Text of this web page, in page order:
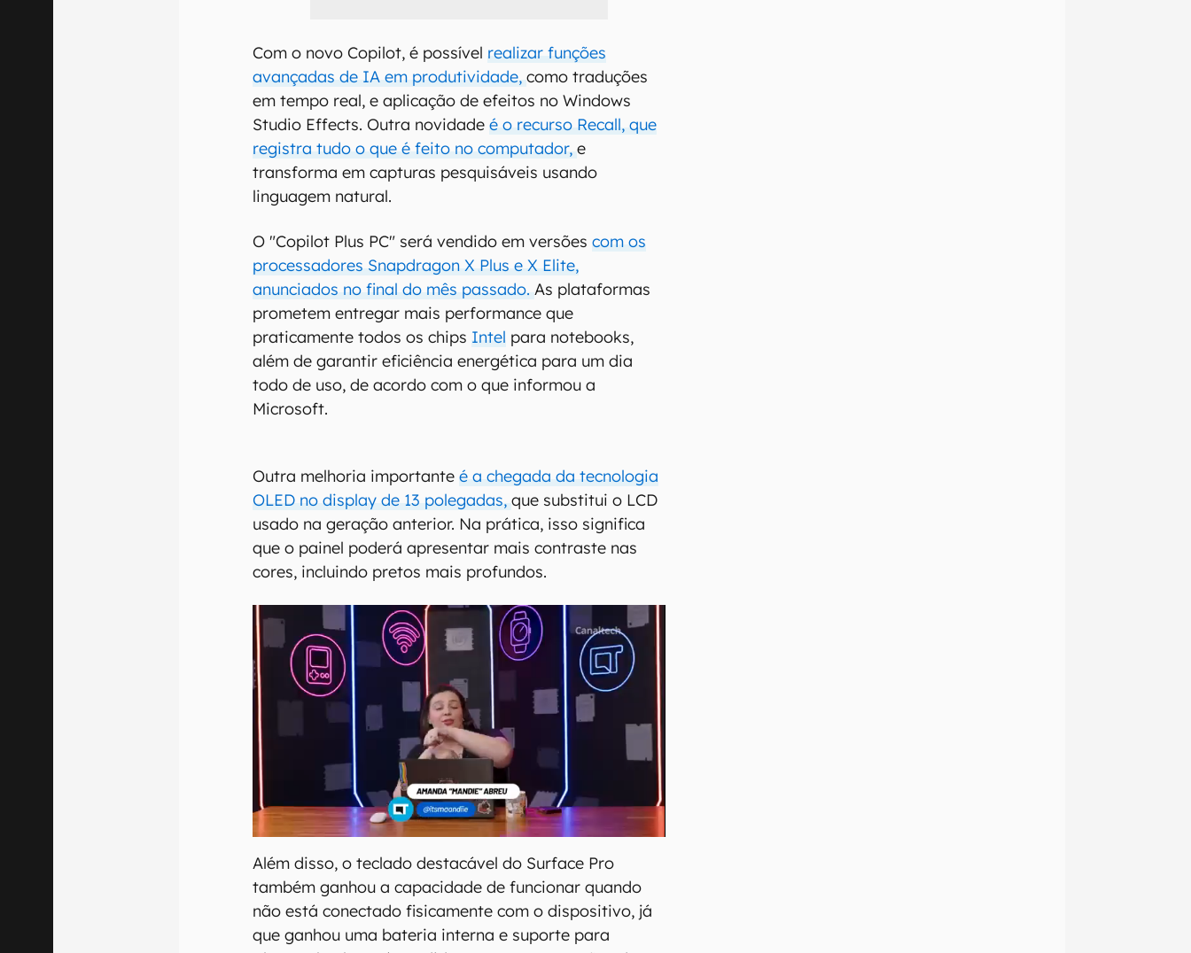
Com o novo Copilot, é possível realizar funções
avançadas de IA em produtividade,como traduções
em tempo real, e aplicação de efeitos no Windows
Studio Effects. Outra novidadeé o recurso Recall, que
registra tudo o que é feito no computador,e
transforma em capturas pesquisáveis usando
linguagem natural.
O "Copilot Plus PC" será vendido em versõescom os
processadores Snapdragon X Plus e X Elite,
anunciados no final do mês passado.As plataformas
prometem entregar mais performance que
praticamente todos os chips Intel para notebooks,
além de garantir eficiência energética para um dia
todo de uso, de acordo com o que informou a
Microsoft.
Outra melhoria importanteé a chegada da tecnologia
OLED no display de 13 polegadas,que substitui o LCD
usado na geração anterior. Na prática, isso significa
que o painel poderá apresentar mais contraste nas
cores, incluindo pretos mais profundos.
Além disso, o teclado destacável do Surface Pro
também ganhou a capacidade de funcionar quando
não está conectado fisicamente com o dispositivo, já
que ganhou uma bateria interna e suporte para